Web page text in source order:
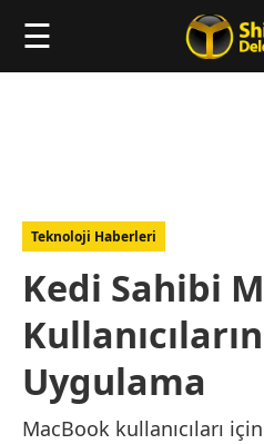
☰
Teknoloji Haberleri
Kedi Sahibi
Uygulama
MacBook kullanıcıları